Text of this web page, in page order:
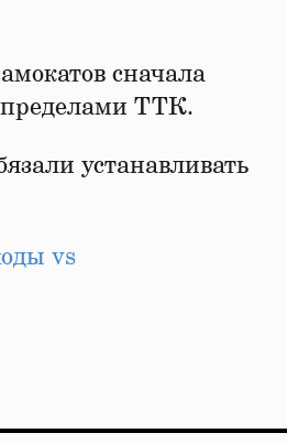
сначала
пределами ТТК.
устанавливать
vs